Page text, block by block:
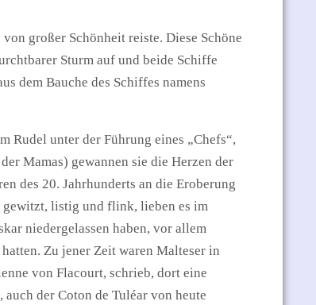
großer Schönheit reiste. Diese Schöne
Sturm auf und beide Schiffe
dem Bauche des Schiffes namens
Rudel unter der Führung eines „Chefs“,
Mamas) gewannen sie die Herzen der
des 20. Jahrhunderts an die Eroberung
gewitzt, listig und flink, lieben es im
niedergelassen haben, vor allem
Zu jener Zeit waren Malteser in
von Flacourt, schrieb, dort eine
der Coton de Tuléar von heute